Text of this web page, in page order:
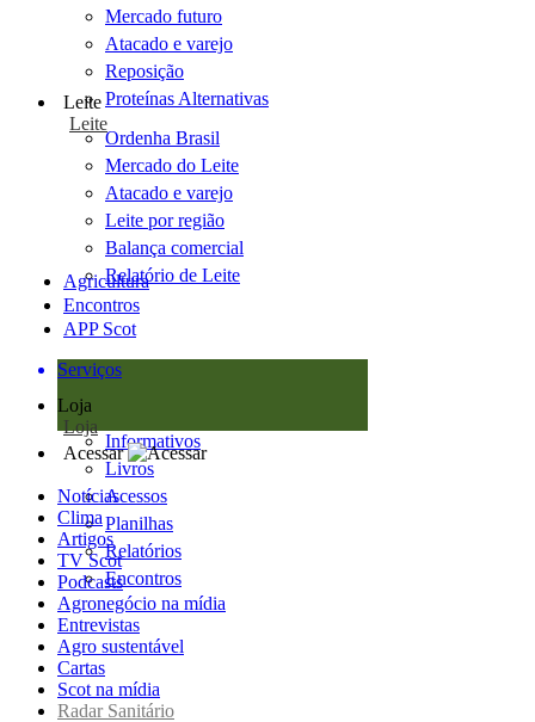
Mercado futuro
Atacado e varejo
Reposição
Proteínas Alternativas
Leite
Leite
Ordenha Brasil
Mercado do Leite
Atacado e varejo
Leite por região
Balança comercial
Relatório de Leite
Agricultura
Encontros
APP Scot
Serviços
Loja
Loja
Informativos
Livros
Acessos
Planilhas
Relatórios
Encontros
Acessar
Notícias
Clima
Artigos
TV Scot
Podcasts
Agronegócio na mídia
Entrevistas
Agro sustentável
Cartas
Scot na mídia
Radar Sanitário